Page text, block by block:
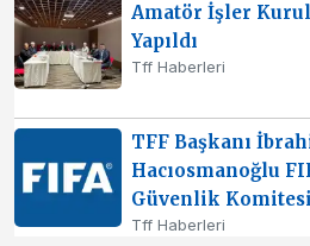
Amatör İşler
Yapıldı
Tff Haberleri
TFF Başkanı
Hacıosmanoğlu
Güvenlik
Tff Haberleri